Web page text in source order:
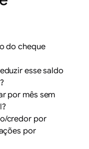
do cheque
esse saldo
por mês sem
credor por
por